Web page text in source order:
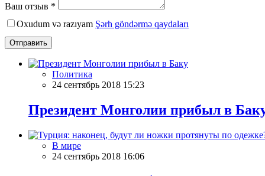
Ваш отзыв *
Oxudum və razıyam Şərh göndərmə qaydaları
Отправить
Политика
24 сентябрь 2018 15:23
Президент Монголии прибыл в
В мире
24 сентябрь 2018 16:06